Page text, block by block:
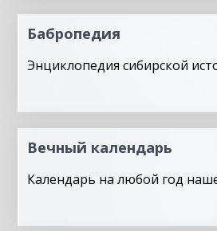
Бабропедия
Энциклопедия сибирской
Вечный календарь
Календарь на любой год